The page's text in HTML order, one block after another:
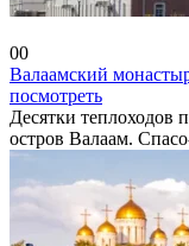
00
Валаамский
посмотреть
Десятки теплоходов
остров Валаам.